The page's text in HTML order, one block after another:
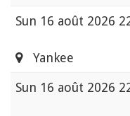
Sun 16 août 2026
Yankee
Sun 16 août 2026